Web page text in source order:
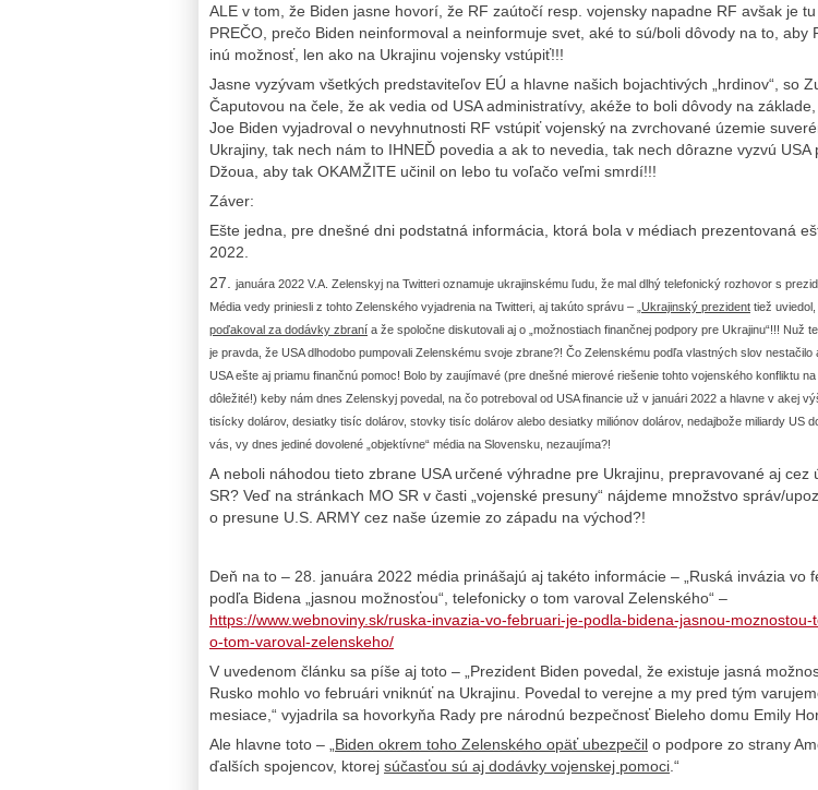
ALE v tom, že Biden jasne hovorí, že RF zaútočí resp. vojensky napadne RF avšak je
PREČO, prečo Biden neinformoval a neinformuje svet, aké to sú/boli dôvody na to, aby
inú možnosť, len ako na Ukrajinu vojensky vstúpiť!!!
Jasne vyzývam všetkých predstaviteľov EÚ a hlavne našich bojachtivých „hrdinov“, so
Čaputovou na čele, že ak vedia od USA administratívy, akéže to boli dôvody na
Joe Biden vyjadroval o nevyhnutnosti RF vstúpiť vojenský na zvrchované územie
Ukrajiny, tak nech nám to IHNEĎ povedia a ak to nevedia, tak nech dôrazne vyzvú USA
Džoua, aby tak OKAMŽITE učinil on lebo tu voľačo veľmi smrdí!!!
Záver:
Ešte jedna, pre dnešné dni podstatná informácia, ktorá bola v médiach prezentovaná
2022.
27.
januára 2022 V.A. Zelenskyj na Twitteri oznamuje ukrajinskému ľudu, že mal dlhý telefonický rozhovor s
Média vedy priniesli z tohto Zelenského vyjadrenia na Twitteri, aj takúto správu – „ Ukrajinský prezident tiež
poďakoval za dodávky zbraní a že spoločne diskutovali aj o „možnostiach finančnej podpory pre Ukrajinu“!!! Nuž
je pravda, že USA dlhodobo pumpovali Zelenskému svoje zbrane?! Čo Zelenskému podľa vlastných slov nestačilo
USA ešte aj priamu finančnú pomoc! Bolo by zaujímavé (pre dnešné mierové riešenie tohto vojenského konfliktu
dôležité!) keby nám dnes Zelenskyj povedal, na čo potreboval od USA financie už v januári 2022 a hlavne v akej
tisícky dolárov, desiatky tisíc dolárov, stovky tisíc dolárov alebo desiatky miliónov dolárov, nedajbože miliardy US
vás, vy dnes jediné dovolené „objektívne“ média na Slovensku, nezaujíma?!
A neboli náhodou tieto zbrane USA určené výhradne pre Ukrajinu, prepravované aj cez
SR? Veď na stránkach MO SR v časti „vojenské presuny“ nájdeme množstvo správ/
o presune U.S. ARMY cez naše územie zo západu na východ?!
Deň na to – 28. januára 2022 média prinášajú aj takéto informácie – „Ruská invázia vo
podľa Bidena „jasnou možnosťou“, telefonicky o tom varoval Zelenského“ –
https://www.webnoviny.sk/ruska-invazia-vo-februari-je-podla-bidena-jasnou-moznostou-
o-tom-varoval-zelenskeho/
V uvedenom článku sa píše aj toto – „Prezident Biden povedal, že existuje jasná
Rusko mohlo vo februári vniknúť na Ukrajinu. Povedal to verejne a my pred tým
mesiace,“ vyjadrila sa hovorkyňa Rady pre národnú bezpečnosť Bieleho domu Emily
Ale hlavne toto – „Biden okrem toho Zelenského opäť ubezpečil o podpore zo strany
ďalších spojencov, ktorej súčasťou sú aj dodávky vojenskej pomoci.“